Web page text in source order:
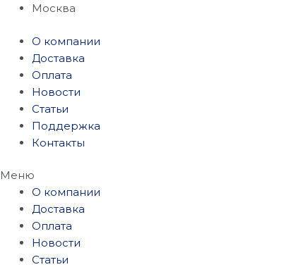
Перейти
содержимому
Москва
О компании
Доставка
Оплата
Новости
Статьи
Поддержка
Контакты
Меню
О компании
Доставка
Оплата
Новости
Статьи